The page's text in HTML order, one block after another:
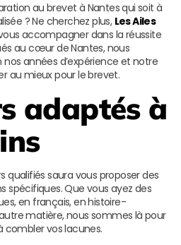
au brevet à Nantes qui soit à
? Ne cherchez plus, Les Ailes
accompagner dans la réussite
au cœur de Nantes, nous
années d’expérience et notre
au mieux pour le brevet.
adaptés à
qualifiés saura vous proposer des
spécifiques. Que vous ayez des
en français, en histoire-
matière, nous sommes là pour
combler vos lacunes.